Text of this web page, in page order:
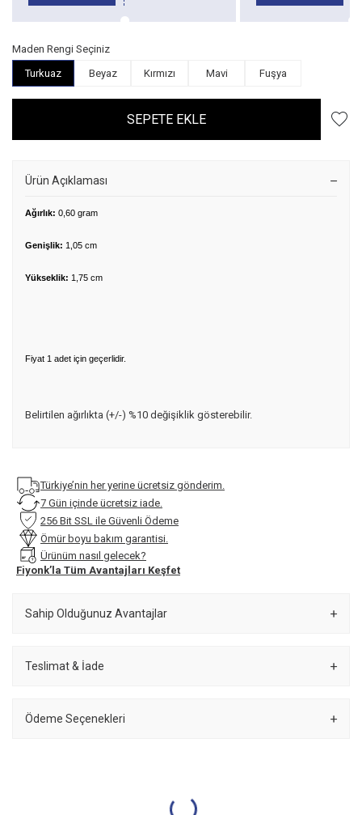
Maden Rengi Seçiniz
Turkuaz
Beyaz Kırmızı Mavi Fuşya
SEPETE EKLE
Ürün Açıklaması
Ağırlık: 0,60 gram
Genişlik: 1,05 cm
Yükseklik: 1,75 cm
Fiyat 1 adet için geçerlidir.
Belirtilen ağırlıkta (+/-) %10 değişiklik gösterebilir.
Türkiye’nin her yerine ücretsiz gönderim.
7 Gün içinde ücretsiz iade.
256 Bit SSL ile Güvenli Ödeme
Ömür boyu bakım garantisi.
Ürünüm nasıl gelecek?
Fiyonk’la Tüm Avantajları Keşfet
Sahip Olduğunuz Avantajlar
Teslimat & İade
Ödeme Seçenekleri